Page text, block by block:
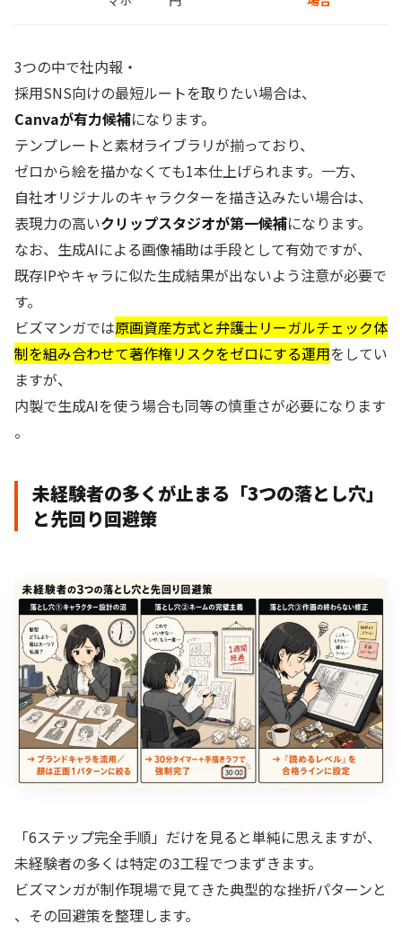
3つの中で社内報・
採用SNS向けの最短ルートを取りたい場合は、
Canvaが有力候補になります。
テンプレートと素材ライブラリが揃っており、
ゼロから絵を描かなくても1本仕上げられます。一方、
自社オリジナルのキャラクターを描き込みたい場合は、
表現力の高いクリップスタジオが第一候補になります。
なお、生成AIによる画像補助は手段として有効ですが、
既存IPやキャラに似た生成結果が出ないよう注意が必要で
す。
ビズマンガでは原画資産方式と弁護士リーガルチェック体
制を組み合わせて著作権リスクをゼロにする運用をしてい
ますが、
内製で生成AIを使う場合も同等の慎重さが必要になります
。
未経験者の多くが止まる「3つの落とし穴」
と先回り回避策
「6ステップ完全手順」だけを見ると単純に思えますが、
未経験者の多くは特定の3工程でつまずきます。
ビズマンガが制作現場で見てきた典型的な挫折パターンと
、その回避策を整理します。